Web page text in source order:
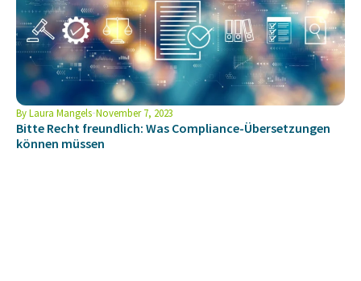
ByLaura Mangels November 7, 2023
Bitte Recht freundlich: Was Compliance-Übersetzungen
können müssen